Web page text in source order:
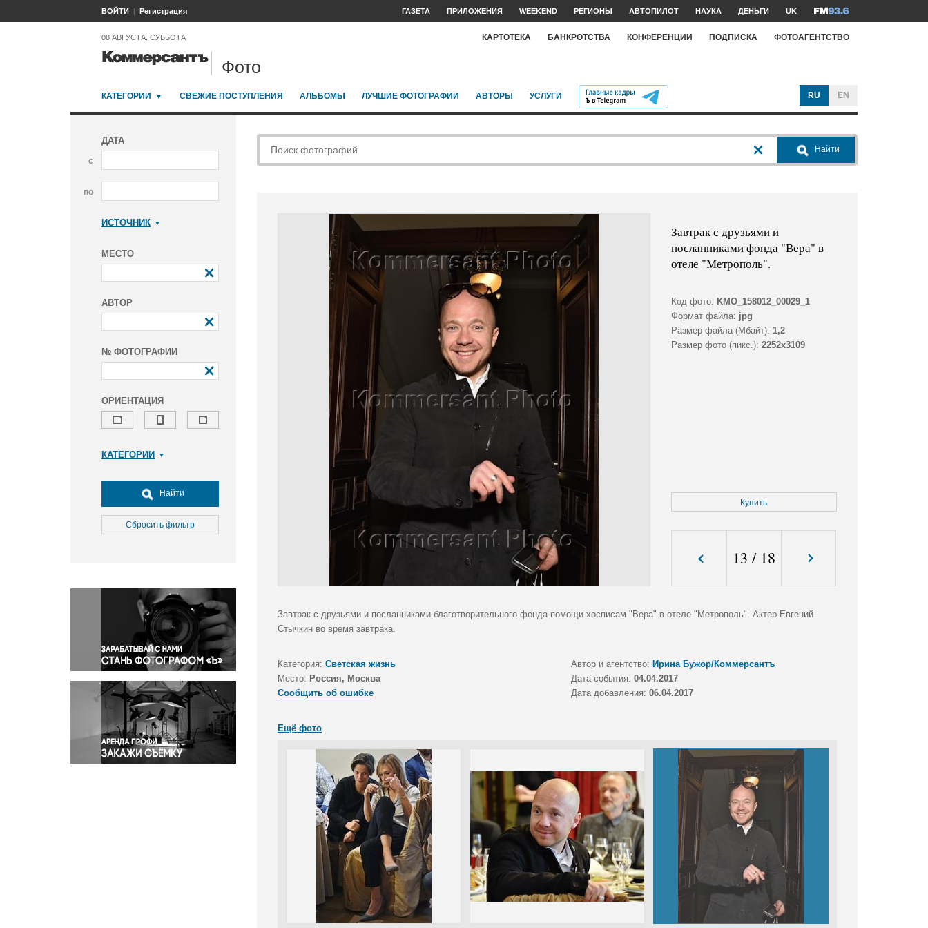
ВОЙТИ Регистрация ГАЗЕТА ПРИЛОЖЕНИЯ WEEKEND РЕГИОНЫ АВТОПИЛОТ НАУКА ДЕНЬГИ UK
08 АВГУСТА, СУББОТА КАРТОТЕКА БАНКРОТСТВА КОНФЕРЕНЦИИ ПОДПИСКА ФОТОАГЕНТСТВО
Фото
КАТЕГОРИИ СВЕЖИЕ ПОСТУПЛЕНИЯ АЛЬБОМЫ ЛУЧШИЕ ФОТОГРАФИИ АВТОРЫ УСЛУГИ RU EN
ДАТА
с
по
ИСТОЧНИК
МЕСТО
АВТОР
№ ФОТОГРАФИИ
ОРИЕНТАЦИЯ
КАТЕГОРИИ
Досуг, туризм и отдых
Культура
Медицина
Окружающая среда
Политика
Правосудие
Происшествия и конфликты
Религия
Светская жизнь
Спорт
Экология
Экономика и бизнес
Найти
Сбросить фильтр
Найти
Завтрак с друзьями и
посланниками фонда "Вера" в
отеле "Метрополь".
Код фото: KMO_158012_00029_1
Формат файла: jpg
Размер файла (Мбайт): 1,2
Размер фото (пикс.): 2252x3109
Купить
13 / 18
Завтрак с друзьями и посланниками благотворительного фонда помощи хосписам "Вера" в отеле "Метрополь". Актер Евгений
Стычкин во время завтрака.
Категория: Светская жизнь Автор и агентство: Ирина Бужор/Коммерсантъ
Место: Россия, Москва Дата события: 04.04.2017
Сообщить об ошибке
Дата добавления: 06.04.2017
Ещё фото